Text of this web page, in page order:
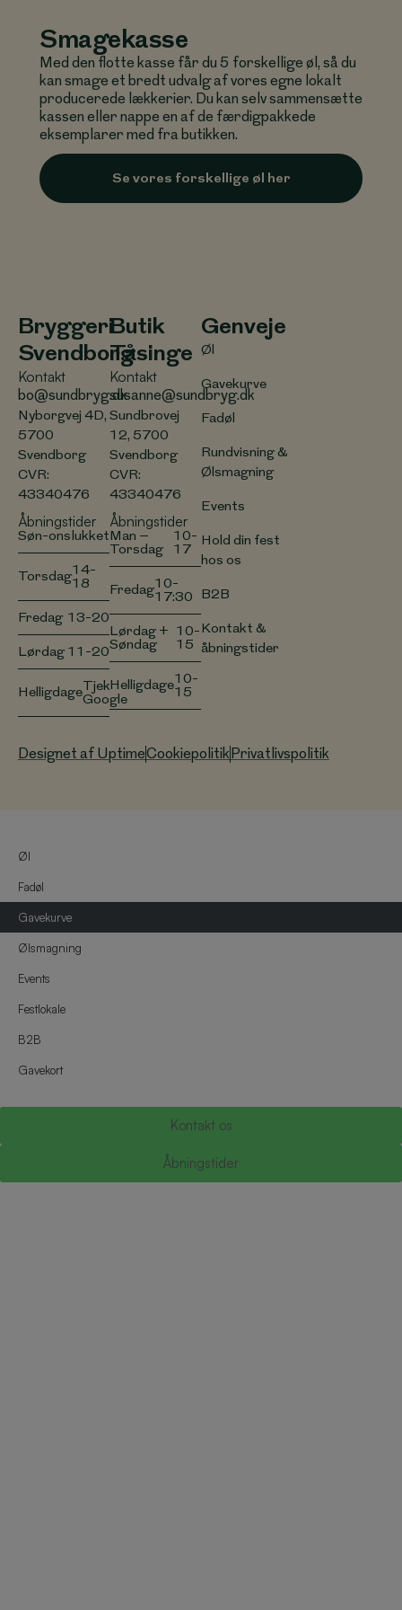
Smagekasse
Med den flotte kasse får du 5 forskellige øl, så du
kan smage et bredt udvalg af vores egne lokalt
producerede lækkerier. Du kan selv sammensætte
kassen eller nappe en af de færdigpakkede
eksemplarer med fra butikken.
Se vores forskellige øl her
Bryggeri
Svendborg
Kontakt
bo@sundbryg.dk
Nyborgvej 4D,
5700
Svendborg
CVR:
43340476
Åbningstider
Søn-ons lukket
Torsdag14-
18
Fredag 13-20
Lørdag 11-20
HelligdageTjek
Google
Butik
Tåsinge
Kontakt
susanne@sundbryg.dk
Sundbrovej
12, 5700
Svendborg
CVR:
43340476
Åbningstider
Man –
Torsdag
10-
17
Fredag10-
17:30
Lørdag +
Søndag
10-
15
Helligdage10-
15
Genveje
Øl
Gavekurve
Fadøl
Rundvisning &
Ølsmagning
Events
Hold din fest
hos os
B2B
Kontakt &
åbningstider
Designet af UptimeCookiepolitik Privatlivspolitik
Øl
Fadøl
Gavekurve
Ølsmagning
Events
Festlokale
B2B
Gavekort
Kontakt os
Åbningstider